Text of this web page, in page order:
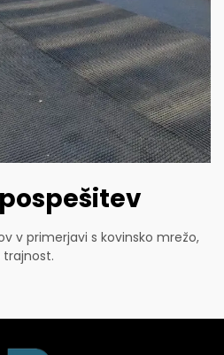
v primerjavi s kovinsko mrežo,